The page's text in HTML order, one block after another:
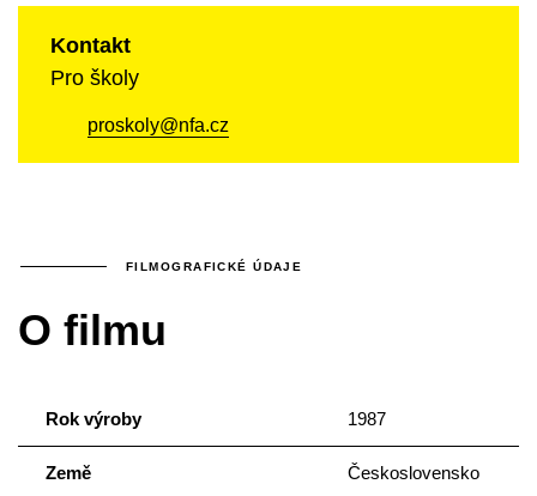
Kontakt
Pro školy
proskoly@nfa.cz
FILMOGRAFICKÉ ÚDAJE
O filmu
Rok výroby 1987
Země Československo